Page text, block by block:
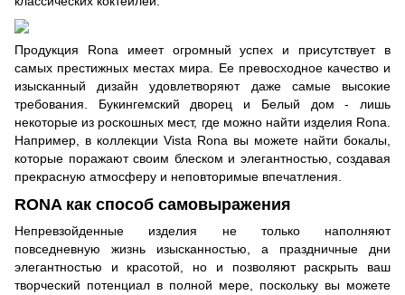
Продукция Rona имеет огромный успех и присутствует в
самых престижных местах мира. Ее превосходное качество и
изысканный дизайн удовлетворяют даже самые высокие
требования. Букингемский дворец и Белый дом - лишь
некоторые из роскошных мест, где можно найти изделия Rona.
Например, в коллекции Vista Rona вы можете найти бокалы,
которые поражают своим блеском и элегантностью, создавая
прекрасную атмосферу и неповторимые впечатления.
RONA как способ самовыражения
Непревзойденные изделия не только наполняют
повседневную жизнь изысканностью, а праздничные дни
элегантностью и красотой, но и позволяют раскрыть ваш
творческий потенциал в полной мере, поскольку вы можете